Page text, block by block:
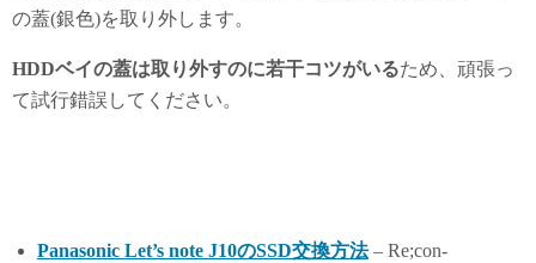
の蓋(銀色)を取り外します。
HDDベイの蓋は取り外すのに若干コツがいるため、頑張っ
て試行錯誤してください。
Panasonic Let’s note J10のSSD交換方法– Re;con-